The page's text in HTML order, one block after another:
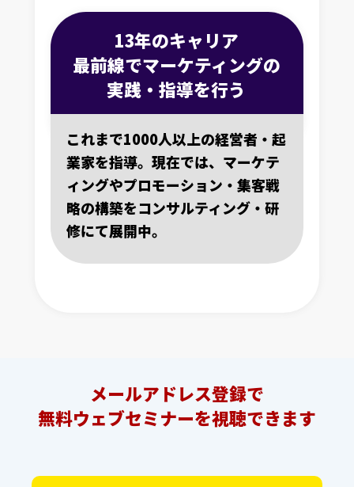
13年のキャリア
最前線でマーケティングの
実践・指導を行う
これまで1000人以上の経営者・起
業家を指導。現在では、マーケテ
ィングやプロモーション・集客戦
略の構築をコンサルティング・研
修にて展開中。
メールアドレス登録で
無料ウェブセミナーを視聴できます